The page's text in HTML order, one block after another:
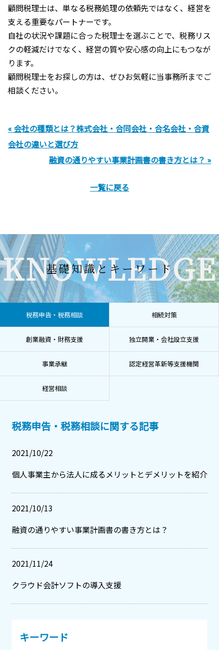
顧問税理士は、単なる税務処理の依頼先ではなく、経営を
支える重要なパートナーです。
自社の状況や課題に合った税理士を選ぶことで、税務リス
クの軽減だけでなく、経営の質や安心感の向上にもつなが
ります。
顧問税理士をお探しの方は、ぜひお気軽に当事務所までご
相談ください。
« 会社の種類とは？株式会社・合同会社・合名会社・合資
会社の違いと選び方
融資の通りやすい事業計画書の書き方とは？ »
一覧に戻る
KNOWLEDGE
基礎知識とキーワード
税務申告・税務相談 相続対策
創業融資・財務支援 独立開業・会社設立支援
事業承継 認定経営革新等支援機関
経営相談
税務申告・税務相談に関する記事
2021/10/22
個人事業主から法人に成るメリットとデメリットを紹介
2021/10/13
融資の通りやすい事業計画書の書き方とは？
2021/11/24
クラウド会計ソフトの導入支援
キーワード